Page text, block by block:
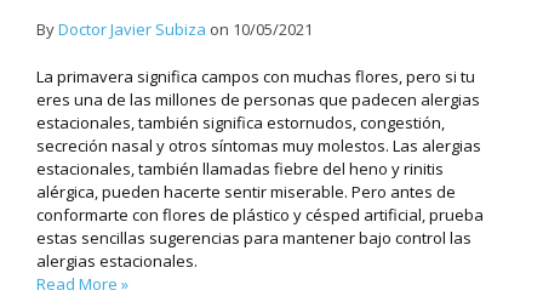
ByDoctor Javier Subiza on 10/05/2021
La primavera significa campos con muchas flores, pero si tu
eres una de las millones de personas que padecen alergias
estacionales, también significa estornudos, congestión,
secreción nasal y otros síntomas muy molestos. Las alergias
estacionales, también llamadas fiebre del heno y rinitis
alérgica, pueden hacerte sentir miserable. Pero antes de
conformarte con flores de plástico y césped artificial, prueba
estas sencillas sugerencias para mantener bajo control las
alergias estacionales.
Read More »